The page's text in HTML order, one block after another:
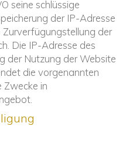
seine schlüssige
der IP-Adresse
der
Die IP-Adresse des
der Nutzung der Website
die vorgenannten
Zwecke in